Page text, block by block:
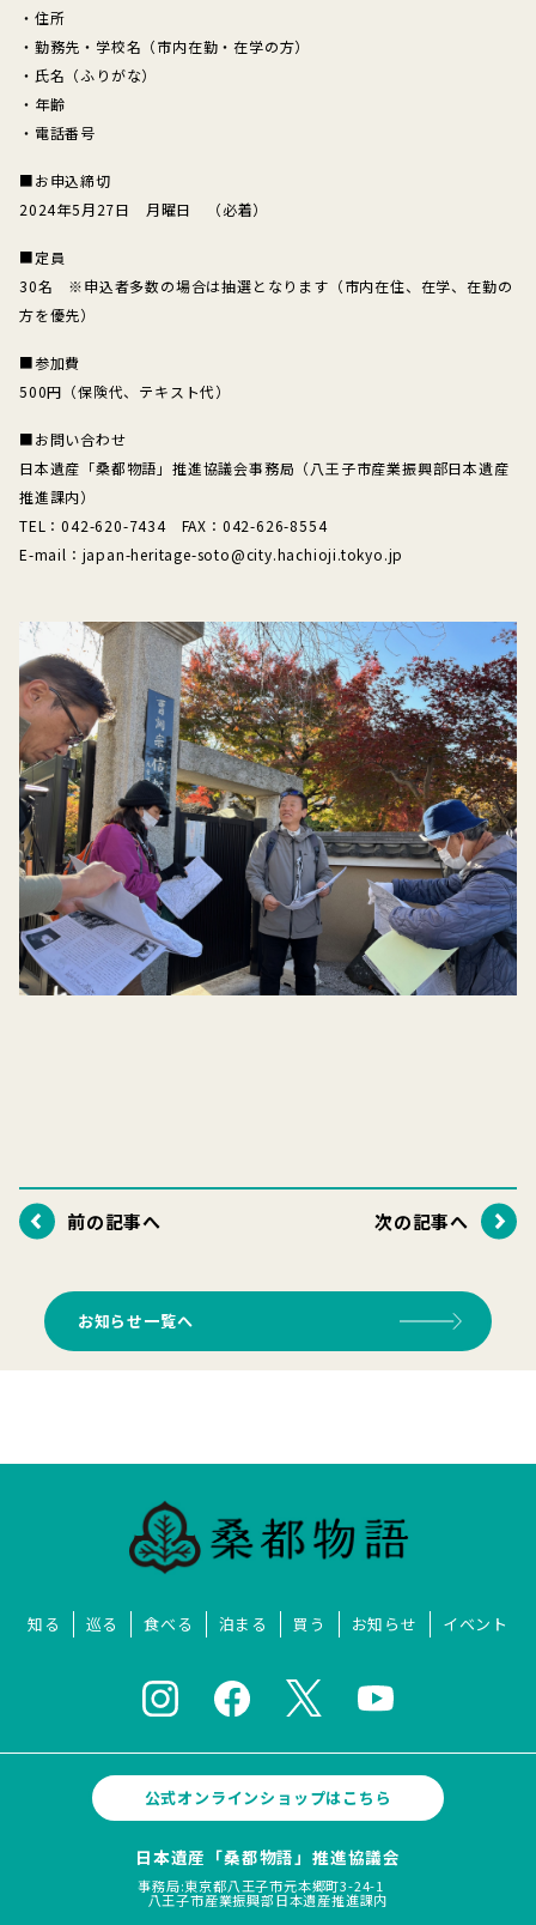
・住所
・勤務先・学校名（市内在勤・在学の方）
・氏名（ふりがな）
・年齢
・電話番号
■お申込締切
2024年5月27日 月曜日 （必着）
■定員
30名 ※申込者多数の場合は抽選となります（市内在住、在学、在勤の
方を優先）
■参加費
500円（保険代、テキスト代）
■お問い合わせ
日本遺産「桑都物語」推進協議会事務局（八王子市産業振興部日本遺産
推進課内）
TEL：042-620-7434 FAX：042-626-8554
E-mail：japan-heritage-soto@city.hachioji.tokyo.jp
前の記事へ 次の記事へ
お知らせ一覧へ
知る 巡る 食べる 泊まる 買う お知らせ イベント
公式オンラインショップはこちら
日本遺産「桑都物語」推進協議会
事務局:東京都八王子市元本郷町3-24-1
八王子市産業振興部日本遺産推進課内